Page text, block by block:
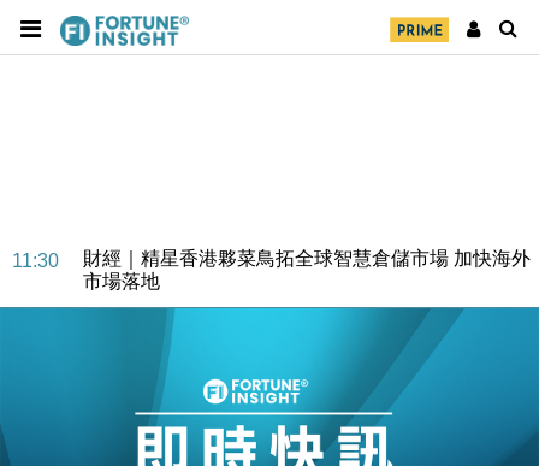
11:30
財經｜精星香港夥菜鳥拓全球智慧倉儲市場 加快海外
市場落地
地產｜大酒店中期轉賺2300萬元 斥21億翻新香港及
國際｜特朗普赴洛杉磯高球場活動前 男子攜槍彈被捕
財經｜香港7月PMI回落至51 企業擴張放慢兼縮減人